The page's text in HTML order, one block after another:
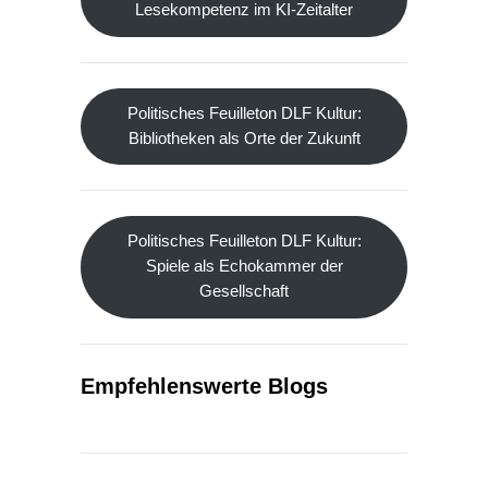
Lesekompetenz im KI-Zeitalter
Politisches Feuilleton DLF Kultur:
Bibliotheken als Orte der Zukunft
Politisches Feuilleton DLF Kultur:
Spiele als Echokammer der
Gesellschaft
Empfehlenswerte Blogs